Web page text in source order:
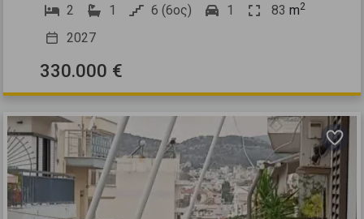
2
1 6 (6ος) 1 83 m2
2027
330.000 €